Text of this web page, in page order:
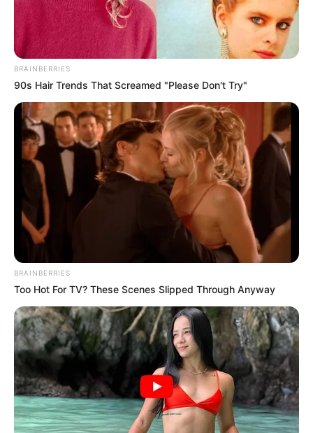
ABOUT THE AUTHOR
แอดเลขเด็ด
เนื้อหาที่ได้รับการโปรโมต
Arthrologist Begs To Stop Buying Knee Braces -
Do This Instead
FORGE BODY
BRAINBERRIES
90s Hair Trends That Screamed "Please Don't Try"
BRAINBERRIES
Too Hot For TV? These Scenes Slipped Through Anyway